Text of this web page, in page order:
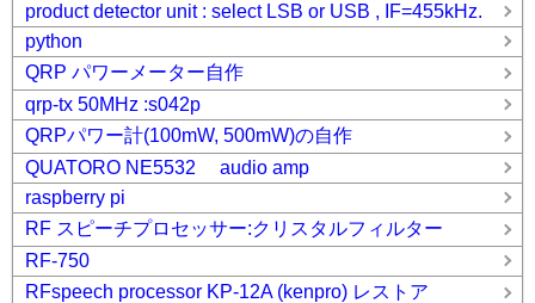
product detector unit : select LSB or USB , IF=455kHz.
python
QRP パワーメーター自作
qrp-tx 50MHz :s042p
QRPパワー計(100mW, 500mW)の自作
QUATORO NE5532 audio amp
raspberry pi
RF スピーチプロセッサー:クリスタルフィルター
RF-750
RFspeech processor KP-12A (kenpro) レストア